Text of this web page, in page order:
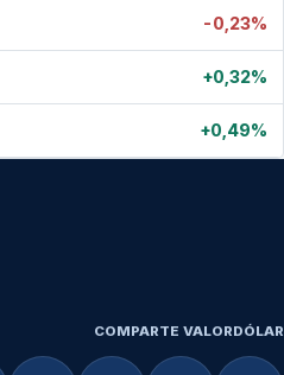
-0,23%
+0,32%
+0,49%
COMPARTE VALORDÓLAR